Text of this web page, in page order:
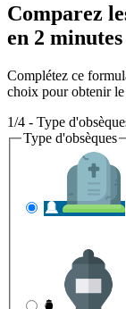
Comparez
en 2 minutes
Complétez ce
choix pour obtenir le
1/4 - Type
Type d'obsèques